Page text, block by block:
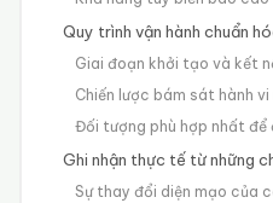
Quy trình vận hành chuẩn
Giai đoạn khởi tạo và kết
Chiến lược bám sát hành
Đối tượng phù hợp nhất để
Ghi nhận thực tế từ những
Sự thay đổi diện mạo của